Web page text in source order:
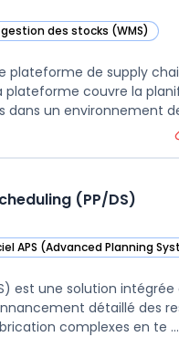
des stocks (WMS)
cette catégorie
plateforme de supply
plateforme couvre la
un environnement
(PP/DS)
dans cette catégorie
APS (Advanced Planning
Production Planning and
dans cette catégorie
est une solution intégrée
détaillé des
complexes en te ...